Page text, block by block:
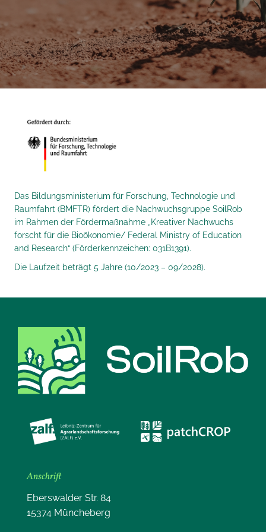
and not wonder at it? "
Anschrift
Eberswalder Str. 84
15374 Müncheberg
Das Bildungsministerium für Forschung, Technologie und
Raumfahrt (BMFTR) fördert die Nachwuchsgruppe SoilRob
im Rahmen der Fördermaßnahme „Kreativer Nachwuchs
forscht für die Bioökonomie/ Federal Ministry of Education
and Research“ (Förderkennzeichen: 031B1391).
Die Laufzeit beträgt 5 Jahre (10/2023 – 09/2028).